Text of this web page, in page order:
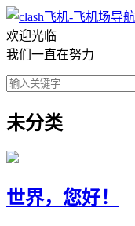
欢迎光临
我们一直在努力
未分类
世界，您好！